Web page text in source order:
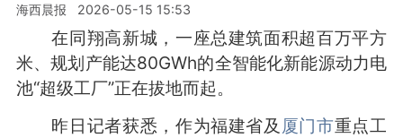
海西晨报 2026-05-15 15:53
在同翔高新城，一座总建筑面积超百万平方
米、规划产能达80GWh的全智能化新能源动力电
池“超级工厂”正在拔地而起。
昨日记者获悉，作为福建省及 厦门市重点工